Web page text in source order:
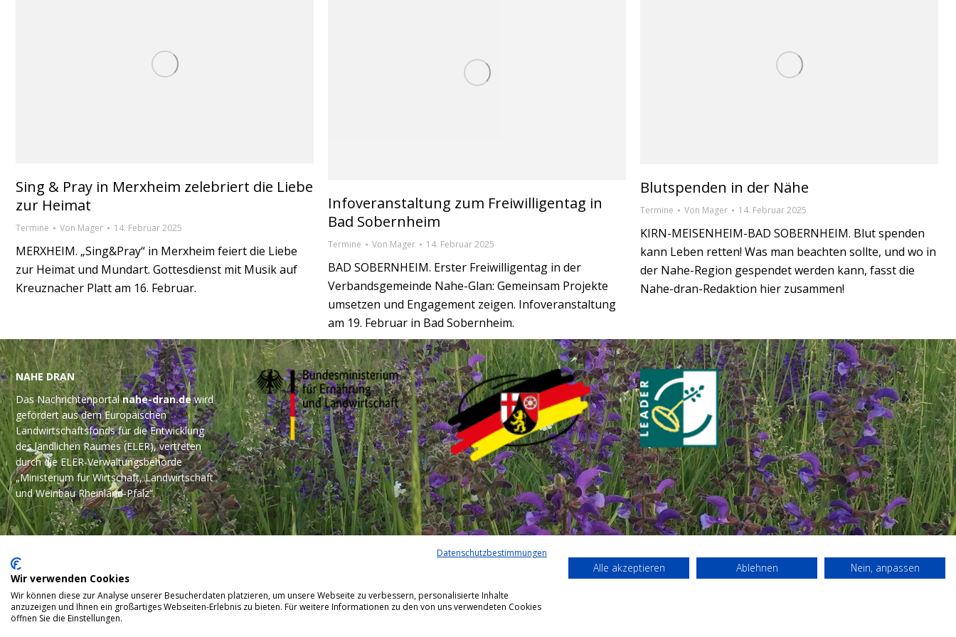
Sing & Pray in Merxheim zelebriert die Liebe
zur Heimat
Termine Von Mager 14. Februar 2025
MERXHEIM. „Sing&Pray“ in Merxheim feiert die Liebe
zur Heimat und Mundart. Gottesdienst mit Musik auf
Kreuznacher Platt am 16. Februar.
Infoveranstaltung zum Freiwilligentag in
Bad Sobernheim
Termine Von Mager 14. Februar 2025
BAD SOBERNHEIM. Erster Freiwilligentag in der
Verbandsgemeinde Nahe-Glan: Gemeinsam Projekte
umsetzen und Engagement zeigen. Infoveranstaltung
am 19. Februar in Bad Sobernheim.
Blutspenden in der Nähe
Termine Von Mager 14. Februar 2025
KIRN-MEISENHEIM-BAD SOBERNHEIM. Blut spenden
kann Leben retten! Was man beachten sollte, und wo in
der Nahe-Region gespendet werden kann, fasst die
Nahe-dran-Redaktion hier zusammen!
NAHE DRAN
Das Nachrichtenportalnahe-dran.dewird
gefördert aus dem Europäischen
Landwirtschaftsfonds für die Entwicklung
des ländlichen Raumes (ELER), vertreten
durch die ELER-Verwaltungsbehörde
„Ministerium für Wirtschaft, Landwirtschaft
und Weinbau Rheinland-Pfalz“.
Datenschutzbestimmungen
Wir verwenden Cookies
Wir können diese zur Analyse unserer Besucherdaten platzieren, um unsere Webseite zu verbessern, personalisierte Inhalte
anzuzeigen und Ihnen ein großartiges Webseiten-Erlebnis zu bieten. Für weitere Informationen zu den von uns verwendeten Cookies
öffnen Sie die Einstellungen.
Alle akzeptieren Ablehnen Nein, anpassen